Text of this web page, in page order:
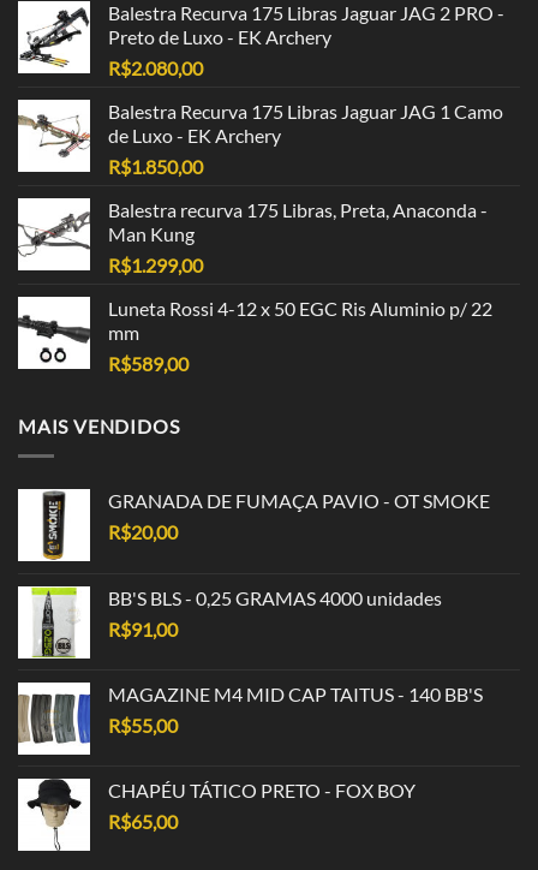
Balestra Recurva 175 Libras Jaguar JAG 2 PRO -
Preto de Luxo - EK Archery
R$2.080,00
Balestra Recurva 175 Libras Jaguar JAG 1 Camo
de Luxo - EK Archery
R$1.850,00
Balestra recurva 175 Libras, Preta, Anaconda -
Man Kung
R$1.299,00
Luneta Rossi 4-12 x 50 EGC Ris Aluminio p/ 22
mm
R$589,00
MAIS VENDIDOS
GRANADA DE FUMAÇA PAVIO - OT SMOKE
R$20,00
BB'S BLS - 0,25 GRAMAS 4000 unidades
R$91,00
MAGAZINE M4 MID CAP TAITUS - 140 BB'S
R$55,00
CHAPÉU TÁTICO PRETO - FOX BOY
R$65,00